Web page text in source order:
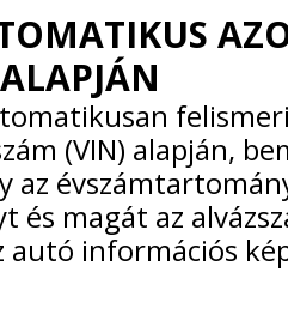
(VIN) alapján,
az
és magát az
autó információs